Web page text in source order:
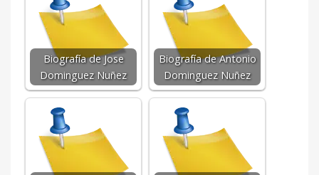
Biografía de Jose
Dominguez Nuñez
Biografía de Antonio
Dominguez Nuñez